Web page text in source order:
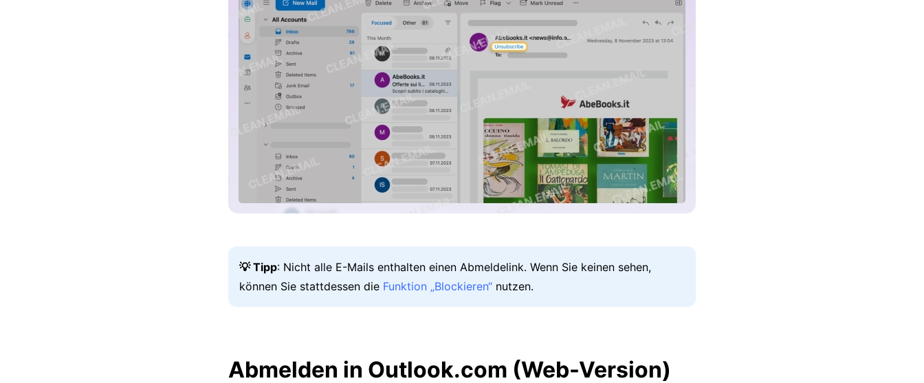
💡 Tipp: Nicht alle E-Mails enthalten einen Abmeldelink. Wenn Sie keinen sehen,
können Sie stattdessen die Funktion „Blockieren“ nutzen.
Abmelden in Outlook.com (Web-Version)